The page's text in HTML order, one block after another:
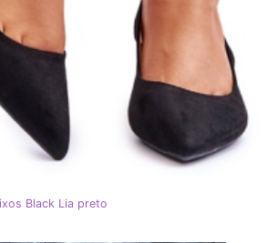
Black Lia preto